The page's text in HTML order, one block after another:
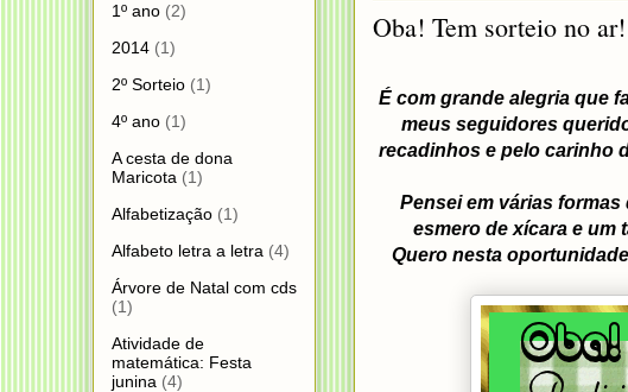
Oba! Tem sorteio no
É com grande alegria que
meus seguidores
recadinhos e pelo carinho
Pensei em várias
esmero de xícara e um
Quero nesta
1º ano (2)
2014 (1)
2º Sorteio (1)
4º ano (1)
A cesta de dona
Maricota (1)
Alfabetização (1)
Alfabeto letra a letra (4)
Árvore de Natal com cds
(1)
Atividade de
matemática: Festa
junina (4)